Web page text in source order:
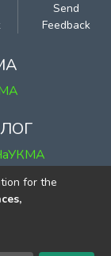
Send
Feedback
2
for the